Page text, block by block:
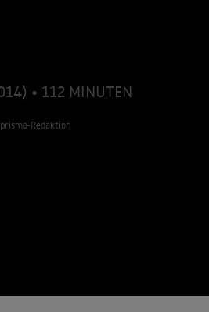
• 112 MINUTEN
prisma-Redaktion